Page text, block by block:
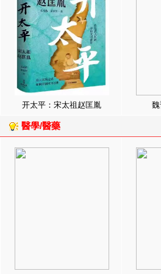
开太平：宋太祖赵匡胤
醫學/醫藥